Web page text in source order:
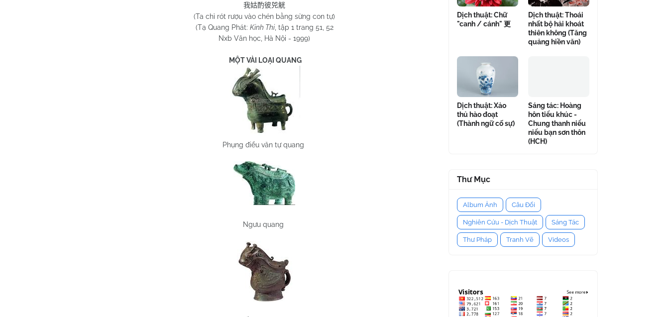
我姑酌彼兕觥
(Ta chỉ rót rượu vào chén bằng sừng con tự)
(Tạ Quang Phát: Kinh Thi, tập 1 trang 51, 52
Nxb Văn học, Hà Nội - 1999)
MỘT VÀI LOẠI QUANG
Phụng điểu văn tự quang
Ngưu quang
Dịch thuật: Chữ
"canh / cánh" 更
Dịch thuật: Thoái
nhất bộ hải khoát
thiên không (Tăng
quảng hiền văn)
Dịch thuật: Xảo
thủ hào đoạt
(Thành ngữ cố sự)
Sáng tác: Hoàng
hôn tiểu khúc -
Chung thanh niểu
niểu bạn sơn thôn
(HCH)
Thư Mục
Album Ảnh Câu Đối
Nghiên Cứu - Dịch Thuật Sáng Tác
Thư Pháp Tranh Vẽ Videos